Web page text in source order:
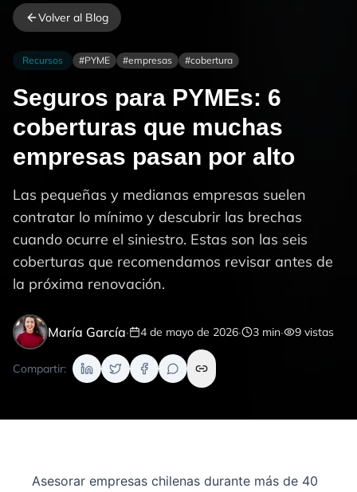
Volver al Blog
Recursos #PYME #empresas #cobertura
Seguros para PYMEs: 6
coberturas que muchas
empresas pasan por alto
Las pequeñas y medianas empresas suelen
contratar lo mínimo y descubrir las brechas
cuando ocurre el siniestro. Estas son las seis
coberturas que recomendamos revisar antes de
la próxima renovación.
María García· 4 de mayo de 2026· 3 min· 9 vistas
Compartir:
Asesorar empresas chilenas durante más de 40